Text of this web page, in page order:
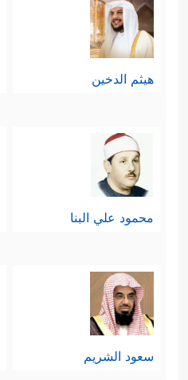
هيثم الدخين
محمود علي البنا
سعود الشريم